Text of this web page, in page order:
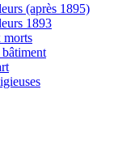
(après 1895)
1893
morts